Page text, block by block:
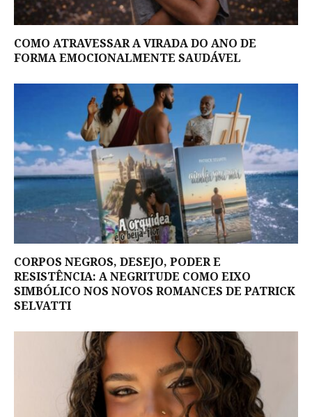
COMO ATRAVESSAR A VIRADA DO ANO DE
FORMA EMOCIONALMENTE SAUDÁVEL
CORPOS NEGROS, DESEJO, PODER E
RESISTÊNCIA: A NEGRITUDE COMO EIXO
SIMBÓLICO NOS NOVOS ROMANCES DE PATRICK
SELVATTI